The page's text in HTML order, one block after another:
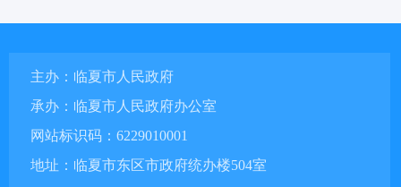
主办：临夏市人民政府
承办：临夏市人民政府办公室
网站标识码：6229010001
地址：临夏市东区市政府统办楼504室